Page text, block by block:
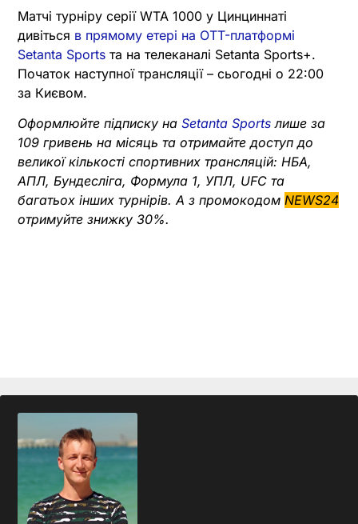
Матчі турніру серії WTA 1000 у Цинциннаті
дивіться в прямому етері на OTT-платформі
Setanta Sports та на телеканалі Setanta Sports+.
Початок наступної трансляції – сьогодні о 22:00
за Києвом.
Оформлюйте підписку на Setanta Sports лише за
109 гривень на місяць та отримайте доступ до
великої кількості спортивних трансляцій: НБА,
АПЛ, Бундесліга, Формула 1, УПЛ, UFC та
багатьох інших турнірів. А з промокодом NEWS24
отримуйте знижку 30%.